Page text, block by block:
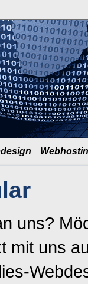
uns?
mit uns